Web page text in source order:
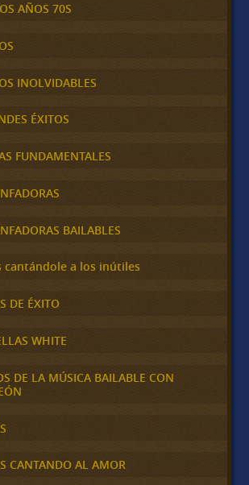
AÑOS 70S
INOLVIDABLES
ÉXITOS
FUNDAMENTALES
BAILABLES
cantándole a los inútiles
DE ÉXITO
WHITE
DE LA MÚSICA BAILABLE CON
CANTANDO AL AMOR